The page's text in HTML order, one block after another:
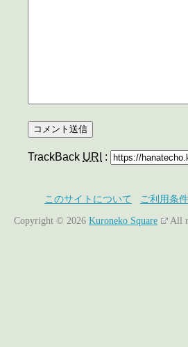
TrackBack URI :
このサイトについて ご利用条件
Copyright © 2026 Kuroneko Square All